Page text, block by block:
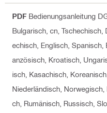
PDF Bedienungsanleitung
Bulgarisch, cn, Tschechisch,
echisch, Englisch, Spanisch,
anzösisch, Kroatisch,
isch, Kasachisch,
Niederländisch,
ch, Rumänisch, Russisch,